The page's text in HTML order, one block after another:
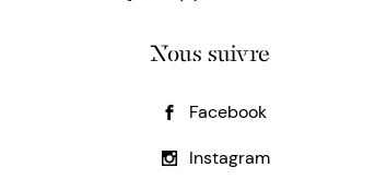
Nous suivre
Facebook
Instagram